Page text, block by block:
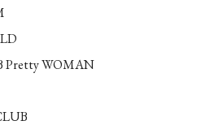
Pretty WOMAN